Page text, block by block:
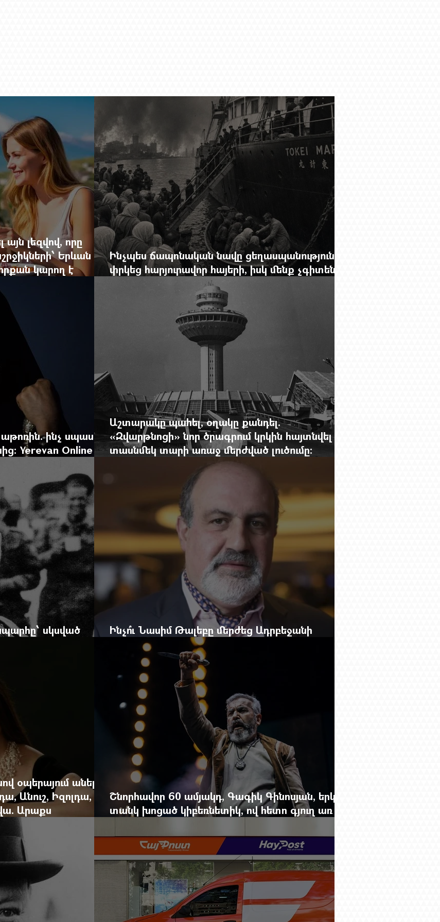
լեզվով, որը
Երևան
կարող է
Ինչպես ճապոնական նավը ցեղասպանությունից
փրկեց հարյուրավոր հայերի, իսկ մենք չգիտենք
հերոս նավապետի անունը՝ Սաձո Հիբիի
ինչ սպասել
Yerevan Online
Աշտարակը պահել, օղակը քանդել.
«Զվարթնոցի» նոր ծրագրում կրկին հայտնվել է
տասնմեկ տարի առաջ մերժված լուծումը:
Yerevan Online Mag.-ի մեծ ռեպորտաժը
սկսված
Ինչո՞ւ Նասիմ Թալեբը մերժեց Ադրբեջանի
հրավերքը և պաշտպանեց Ռուբեն Վարդանյանին
օպերայում անելիք
Անուշ, Իզոլդա,
Արաքս
Շնորհավոր 60 ամյակդ, Գագիկ Գինոսյան, երկու
տանկ խոցած կիբեռնետիկ, ով հետո գյուղ առ